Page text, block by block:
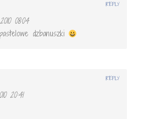
08:04
dzbanuszki
REPLY
20:41
REPLY